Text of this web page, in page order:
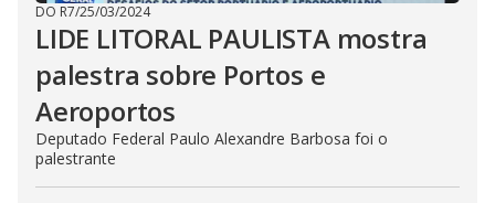
DO R7/25/03/2024
LIDE LITORAL PAULISTA mostra
palestra sobre Portos e
Aeroportos
Deputado Federal Paulo Alexandre Barbosa foi o
palestrante